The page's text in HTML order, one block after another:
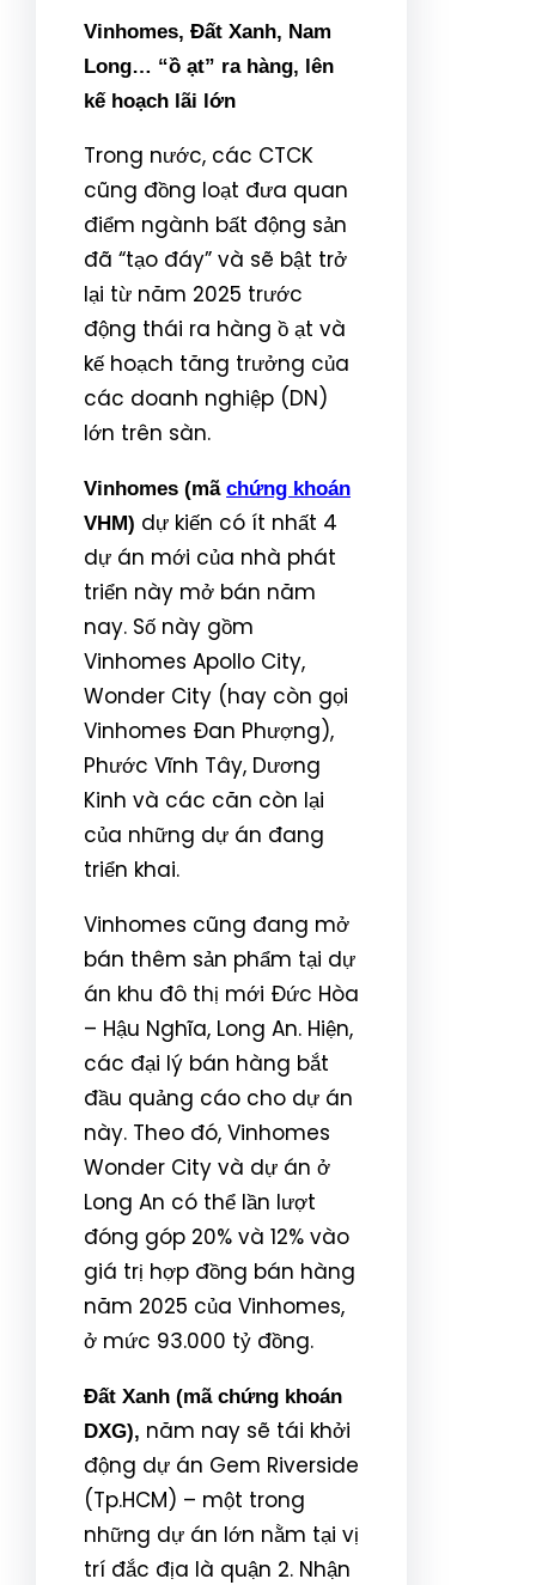
Vinhomes, Đất Xanh, Nam
Long… “ồ ạt” ra hàng, lên
kế hoạch lãi lớn
Trong nước, các CTCK
cũng đồng loạt đưa quan
điểm ngành bất động sản
đã “tạo đáy” và sẽ bật trở
lại từ năm 2025 trước
động thái ra hàng ồ ạt và
kế hoạch tăng trưởng của
các doanh nghiệp (DN)
lớn trên sàn.
Vinhomes (mã chứng khoán
VHM) dự kiến có ít nhất 4
dự án mới của nhà phát
triển này mở bán năm
nay. Số này gồm
Vinhomes Apollo City,
Wonder City (hay còn gọi
Vinhomes Đan Phượng),
Phước Vĩnh Tây, Dương
Kinh và các căn còn lại
của những dự án đang
triển khai.
Vinhomes cũng đang mở
bán thêm sản phẩm tại dự
án khu đô thị mới Đức Hòa
– Hậu Nghĩa, Long An. Hiện,
các đại lý bán hàng bắt
đầu quảng cáo cho dự án
này. Theo đó, Vinhomes
Wonder City và dự án ở
Long An có thể lần lượt
đóng góp 20% và 12% vào
giá trị hợp đồng bán hàng
năm 2025 của Vinhomes,
ở mức 93.000 tỷ đồng.
Đất Xanh (mã chứng khoán
DXG), năm nay sẽ tái khởi
động dự án Gem Riverside
(Tp.HCM) – một trong
những dự án lớn nằm tại vị
trí đắc địa là quận 2. Nhận